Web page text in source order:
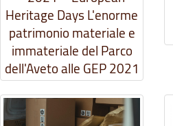
Heritage Days L'enorme
patrimonio materiale e
immateriale del Parco
dell'Aveto alle GEP 2021